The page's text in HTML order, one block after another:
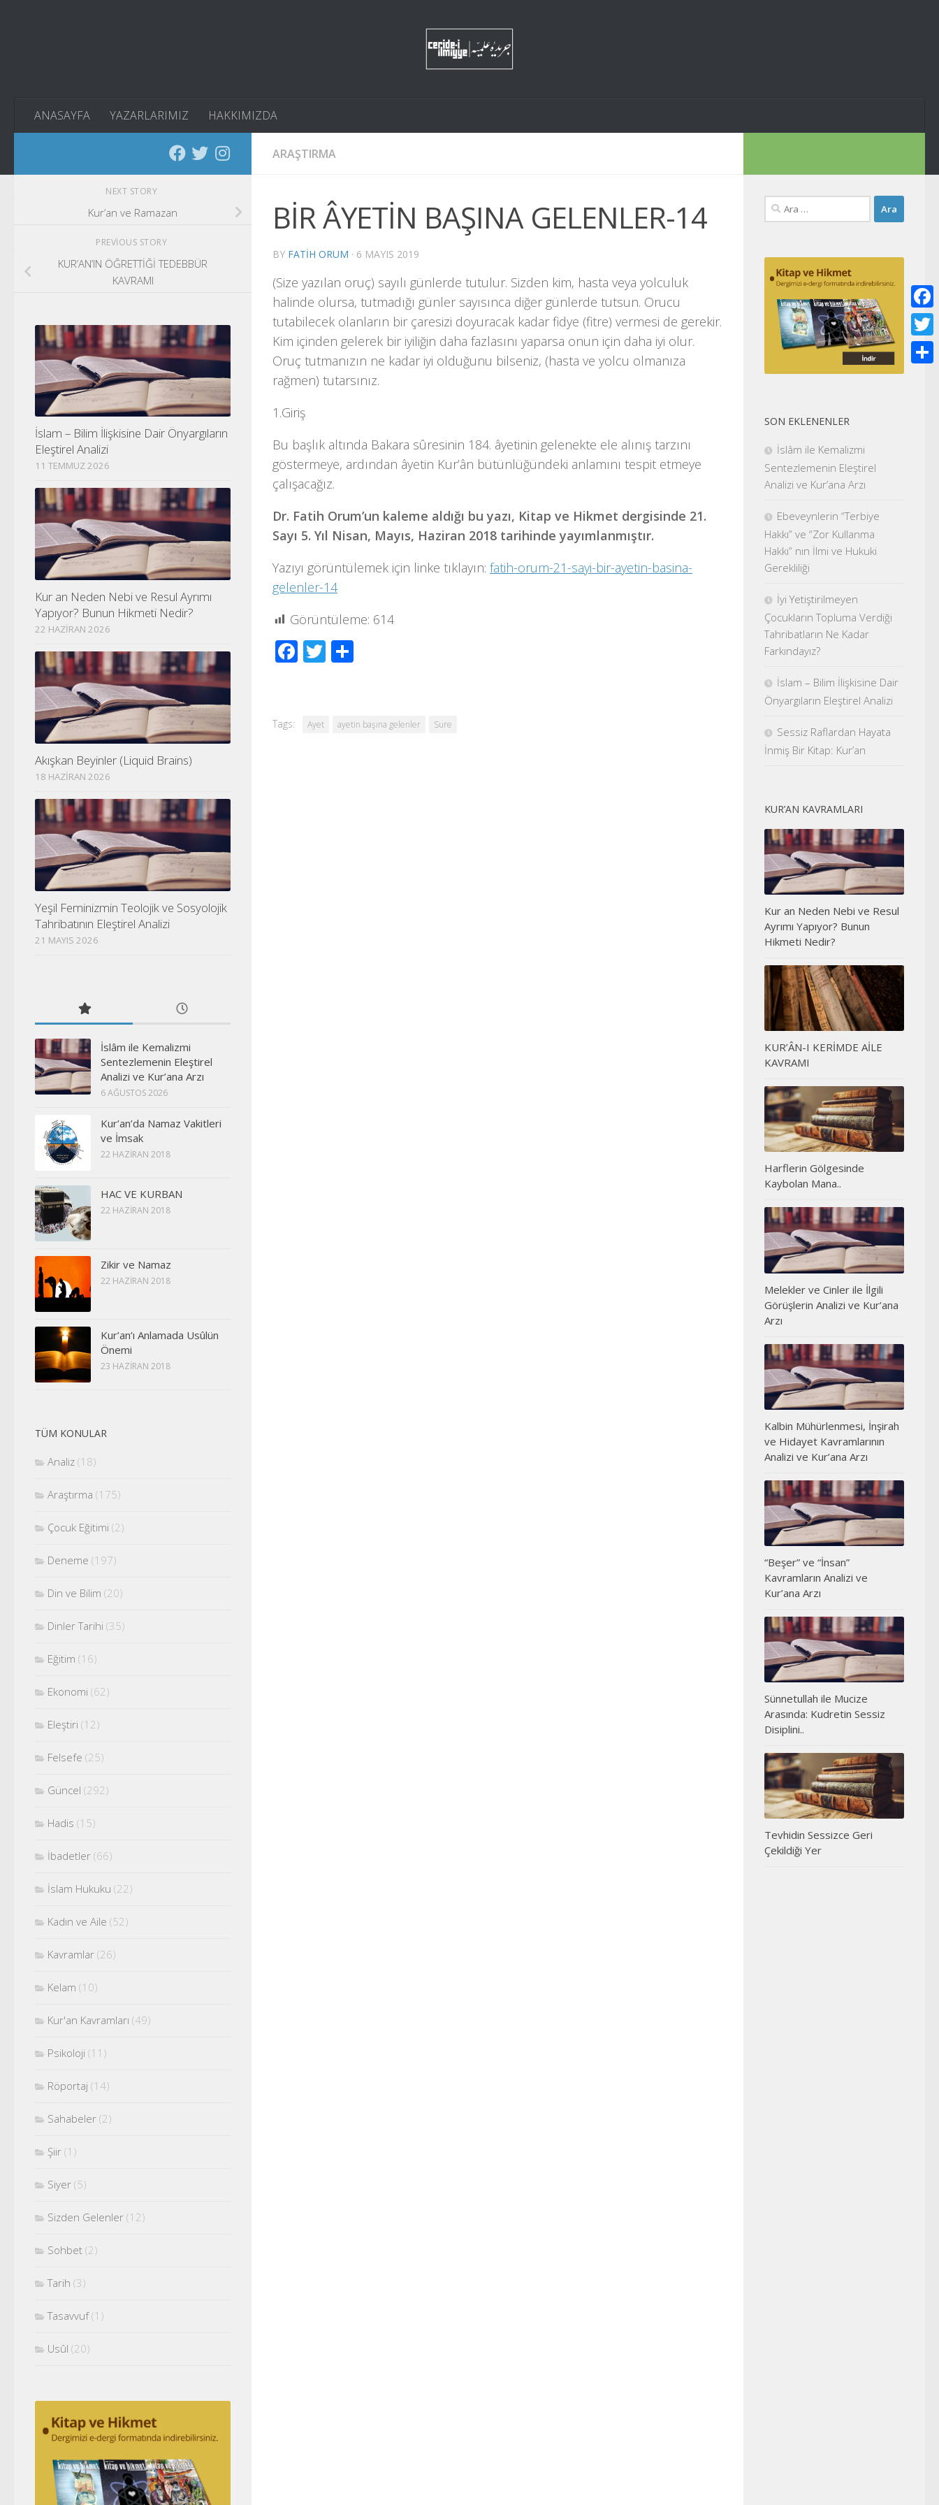
ANASAYFA YAZARLARIMIZ HAKKIMIZDA
ARAŞTIRMA
BİR ÂYETİN BAŞINA GELENLER-14
BY FATIH ORUM · 6 MAYIS 2019
(Size yazılan oruç) sayılı günlerde tutulur. Sizden kim, hasta veya yolculuk
halinde olursa, tutmadığı günler sayısınca diğer günlerde tutsun. Orucu
tutabilecek olanların bir çaresizi doyuracak kadar fidye (fitre) vermesi de gerekir.
Kim içinden gelerek bir iyiliğin daha fazlasını yaparsa onun için daha iyi olur.
Oruç tutmanızın ne kadar iyi olduğunu bilseniz, (hasta ve yolcu olmanıza
rağmen) tutarsınız.
1.Giriş
Bu başlık altında Bakara sûresinin 184. âyetinin gelenekte ele alınış tarzını
göstermeye, ardından âyetin Kur’ân bütünlüğündeki anlamını tespit etmeye
çalışacağız.
Dr. Fatih Orum’un kaleme aldığı bu yazı, Kitap ve Hikmet dergisinde 21.
Sayı 5. Yıl Nisan, Mayıs, Haziran 2018 tarihinde yayımlanmıştır.
Yazıyı görüntülemek için linke tıklayın: fatih-orum-21-sayi-bir-ayetin-basina-
gelenler-14
Görüntüleme: 614
Facebook
Twitter
Tags: Ayet ayetin başına gelenler Sure
NEXT STORY
Kur’an ve Ramazan
PREVIOUS STORY
KUR’AN’IN ÖĞRETTİĞİ TEDEBBÜR
KAVRAMI
İslam – Bilim İlişkisine Dair Önyargıların
Eleştirel Analizi
11 TEMMUZ 2026
Kur an Neden Nebi ve Resul Ayrımı
Yapıyor? Bunun Hikmeti Nedir?
22 HAZIRAN 2026
Akışkan Beyinler (Liquid Brains)
18 HAZIRAN 2026
Yeşil Feminizmin Teolojik ve Sosyolojik
Tahribatının Eleştirel Analizi
21 MAYIS 2026
İslâm ile Kemalizmi
Sentezlemenin Eleştirel
Analizi ve Kur’ana Arzı
6 AĞUSTOS 2026
Kur’an’da Namaz Vakitleri
ve İmsak
22 HAZIRAN 2018
HAC VE KURBAN
22 HAZIRAN 2018
Zikir ve Namaz
22 HAZIRAN 2018
Kur’an’ı Anlamada Usûlün
Önemi
23 HAZIRAN 2018
TÜM KONULAR
Analiz (18)
Araştırma (175)
Çocuk Eğitimi (2)
Deneme (197)
Din ve Bilim (20)
Dinler Tarihi (35)
Eğitim (16)
Ekonomi (62)
Eleştiri (12)
Felsefe (25)
Güncel (292)
Hadis (15)
İbadetler (66)
İslam Hukuku (22)
Kadın ve Aile (52)
Kavramlar (26)
Kelam (10)
Kur'an Kavramları (49)
Psikoloji (11)
Röportaj (14)
Sahabeler (2)
Şiir (1)
Siyer (5)
Sizden Gelenler (12)
Sohbet (2)
Tarih (3)
Tasavvuf(1)
Usûl (20)
Arama:
SON EKLENENLER
İslâm ile Kemalizmi
Sentezlemenin Eleştirel
Analizi ve Kur’ana Arzı
Ebeveynlerin “Terbiye
Hakkı” ve “Zor Kullanma
Hakkı” nın İlmi ve Hukuki
Gerekliliği
İyi Yetiştirilmeyen
Çocukların Topluma Verdiği
Tahribatların Ne Kadar
Farkındayız?
İslam – Bilim İlişkisine Dair
Önyargıların Eleştirel Analizi
Sessiz Raflardan Hayata
İnmiş Bir Kitap: Kur’an
KUR’AN KAVRAMLARI
Kur an Neden Nebi ve Resul
Ayrımı Yapıyor? Bunun
Hikmeti Nedir?
KUR’ÂN-I KERİMDE AİLE
KAVRAMI
Harflerin Gölgesinde
Kaybolan Mana..
Melekler ve Cinler ile İlgili
Görüşlerin Analizi ve Kur’ana
Arzı
Kalbin Mühürlenmesi, İnşirah
ve Hidayet Kavramlarının
Analizi ve Kur’ana Arzı
“Beşer” ve “İnsan”
Kavramların Analizi ve
Kur’ana Arzı
Sünnetullah ile Mucize
Arasında: Kudretin Sessiz
Disiplini..
Tevhidin Sessizce Geri
Çekildiği Yer